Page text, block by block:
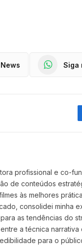
Siga
profissional e co-
de conteúdos
às melhores
consolidei minha
as tendências do
a técnica
para o